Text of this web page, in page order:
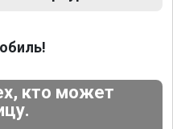
кто может